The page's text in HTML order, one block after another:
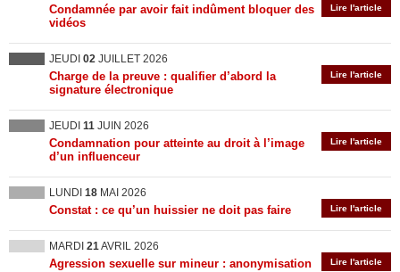
Lire l'article
Condamnée par avoir fait indûment bloquer des
vidéos
JEUDI 02 JUILLET 2026
Lire l'article
Charge de la preuve : qualifier d’abord la
signature électronique
JEUDI 11 JUIN 2026
Lire l'article
Condamnation pour atteinte au droit à l’image
d’un influenceur
LUNDI 18 MAI 2026
Lire l'article
Constat : ce qu’un huissier ne doit pas faire
MARDI 21AVRIL 2026
Lire l'article
Agression sexuelle sur mineur : anonymisation